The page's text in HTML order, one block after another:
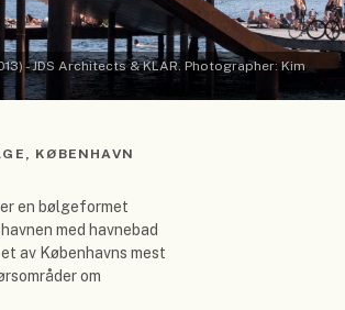
- JDS Architects & KLAR. Photographer: Kim
KØBENHAVN
en bølgeformet
med havnebad
av Københavns mest
om